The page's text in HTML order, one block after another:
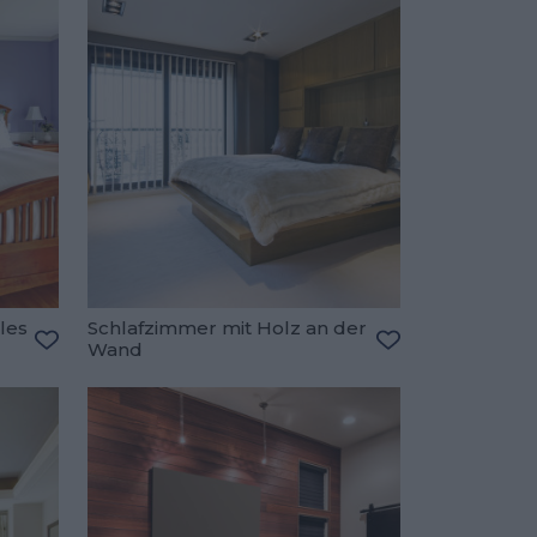
Schlafzimmer mit Holz an der
Wand